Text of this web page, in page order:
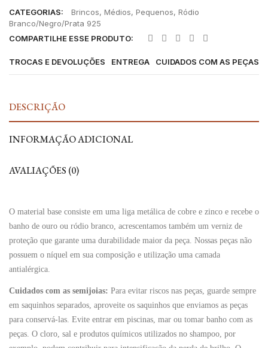
CATEGORIAS:
Brincos, Médios, Pequenos, Ródio
Branco/Negro/Prata 925
COMPARTILHE ESSE PRODUTO:
TROCAS E DEVOLUÇÕES ENTREGA CUIDADOS COM AS PEÇAS
DESCRIÇÃO
INFORMAÇÃO ADICIONAL
AVALIAÇÕES (0)
O material base consiste em uma liga metálica de cobre e zinco e recebe o
banho de ouro ou ródio branco, acrescentamos também um verniz de
proteção que garante uma durabilidade maior da peça. Nossas peças não
possuem o níquel em sua composição e utilização uma camada
antialérgica.
Cuidados com as semijoias: Para evitar riscos nas peças, guarde sempre
em saquinhos separados, aproveite os saquinhos que enviamos as peças
para conservá-las. Evite entrar em piscinas, mar ou tomar banho com as
peças. O cloro, sal e produtos químicos utilizados no shampoo, por